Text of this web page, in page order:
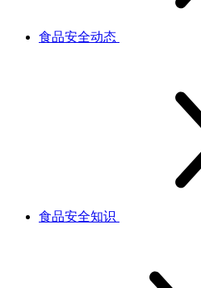
食品安全动态
食品安全知识